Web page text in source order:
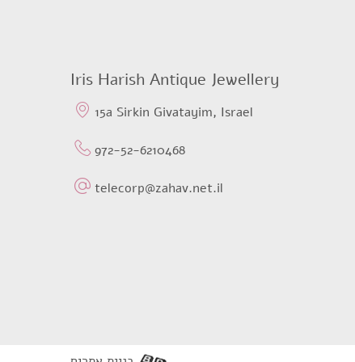
Iris Harish Antique Jewellery
15a Sirkin Givatayim, Israel
972-52-6210468
telecorp@zahav.net.il